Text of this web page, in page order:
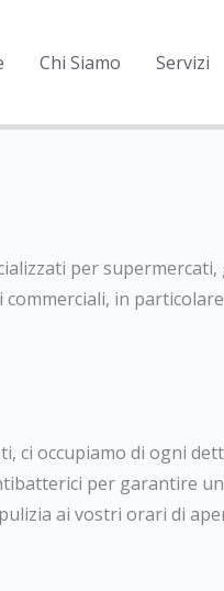
Chi Siamo Servizi
per
in
ci occupiamo di ogni
per garantire
ai vostri orari di